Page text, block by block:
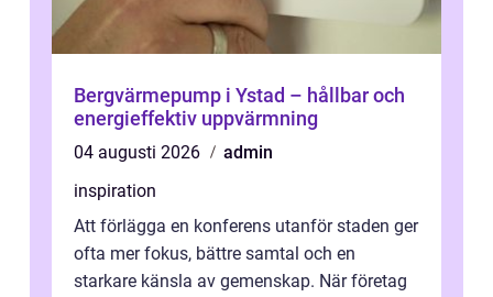
Bergvärmepump i Ystad – hållbar och
energieffektiv uppvärmning
04 augusti 2026
admin
inspiration
Att förlägga en konferens utanför staden ger
ofta mer fokus, bättre samtal och en
starkare känsla av gemenskap. När företag